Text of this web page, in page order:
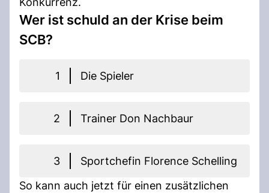
Wer ist schuld an der Krise beim
SCB?
1 Die Spieler
2 Trainer Don Nachbaur
3
Sportchefin Florence Schelling
So kann auch jetzt für einen zusätzlichen